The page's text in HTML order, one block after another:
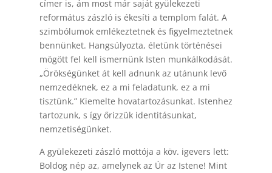
címer is, ám most már saját gyülekezeti
református zászló is ékesíti a templom falát. A
szimbólumok emlékeztetnek és figyelmeztetnek
bennünket. Hangsúlyozta, életünk történései
mögött fel kell ismernünk Isten munkálkodását.
„Örökségünket át kell adnunk az utánunk levő
nemzedéknek, ez a mi feladatunk, ez a mi
tisztünk.” Kiemelte hovatartozásunkat. Istenhez
tartozunk, s így őrizzük identitásunkat,
nemzetiségünket.
A gyülekezeti zászló mottója a köv. igevers lett:
Boldog nép az, amelynek az Úr az Istene! Mint